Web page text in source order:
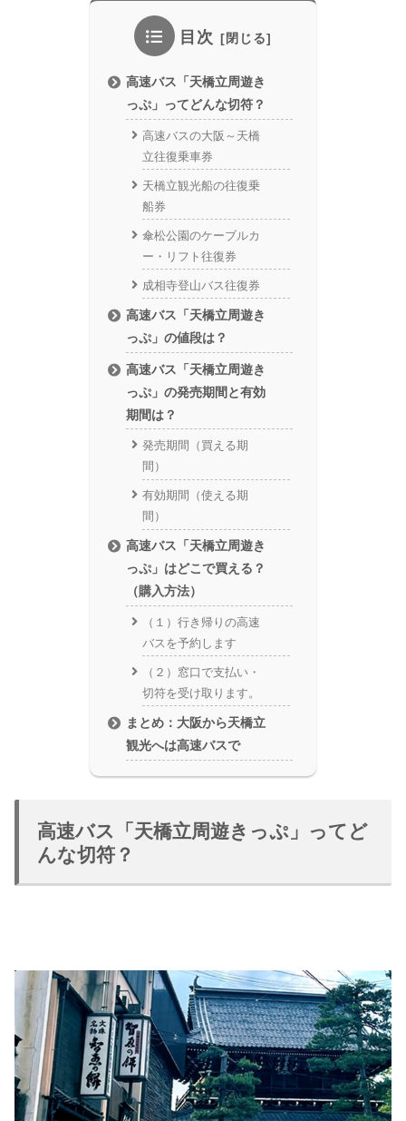
目次
高速バス「天橋立周遊き
っぷ」ってどんな切符？
高速バスの大阪～天橋
立往復乗車券
天橋立観光船の往復乗
船券
傘松公園のケーブルカ
ー・リフト往復券
成相寺登山バス往復券
高速バス「天橋立周遊き
っぷ」の値段は？
高速バス「天橋立周遊き
っぷ」の発売期間と有効
期間は？
発売期間（買える期
間）
有効期間（使える期
間）
高速バス「天橋立周遊き
っぷ」はどこで買える？
（購入方法）
（１）行き帰りの高速
バスを予約します
（２）窓口で支払い・
切符を受け取ります。
まとめ：大阪から天橋立
観光へは高速バスで
高速バス「天橋立周遊きっぷ」ってど
んな切符？